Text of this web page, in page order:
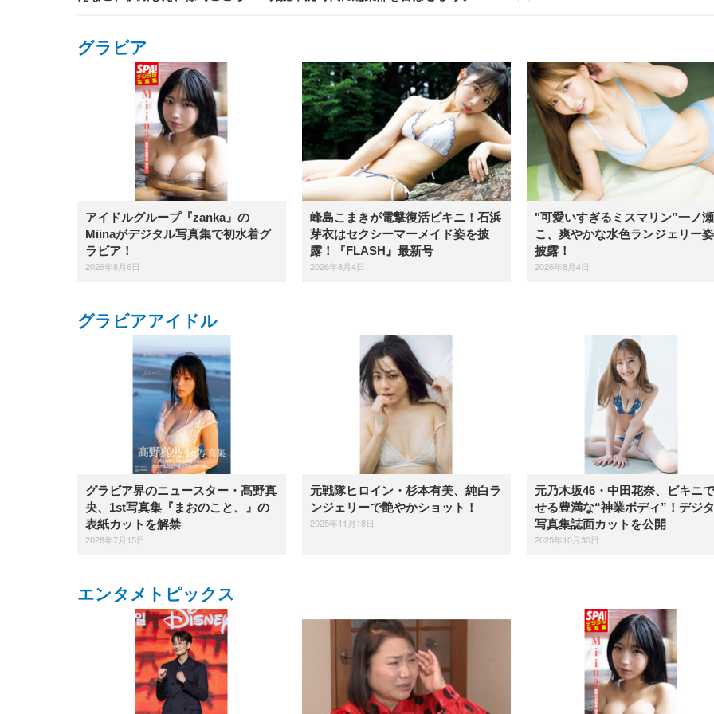
グラビア
アイドルグループ『zanka』の
Miinaがデジタル写真集で初水着グ
ラビア！
2026年8月6日
峰島こまきが電撃復活ビキニ！石浜
芽衣はセクシーマーメイド姿を披
露！『FLASH』最新号
2026年8月4日
"可愛いすぎるミスマリン”一ノ
こ、爽やかな水色ランジェリー
披露！
2026年8月4日
グラビアアイドル
グラビア界のニュースター・髙野真
央、1st写真集『まおのこと、』の
表紙カットを解禁
2026年7月15日
元戦隊ヒロイン・杉本有美、純白ラ
ンジェリーで艶やかショット！
2025年11月18日
元乃木坂46・中田花奈、ビキニ
せる豊満な“神業ボディ”！デジ
写真集誌面カットを公開
2025年10月30日
エンタメトピックス